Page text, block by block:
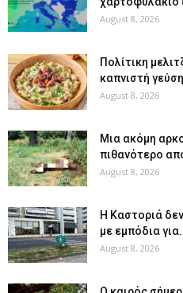
August 8, 2026
Πολίτικη
καπνιστή
August 8, 2026
Μια ακόμη
πιθανότερο
August 8, 2026
Η Καστοριά
με εμπόδια
August 8, 2026